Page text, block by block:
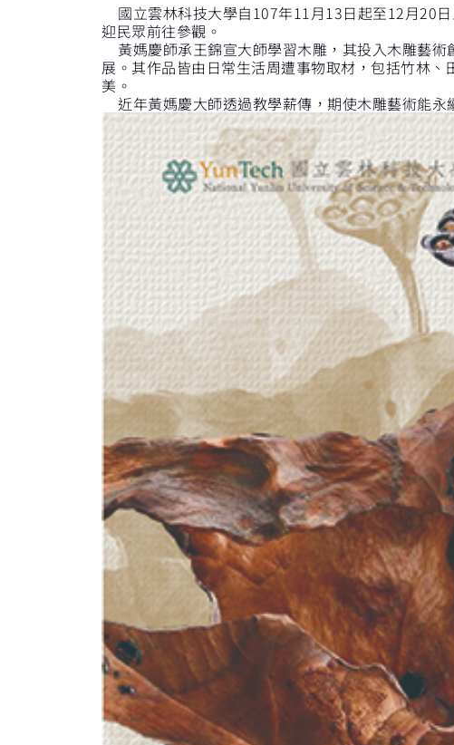
國立雲林科技大學自107年11月13日起至12月20
迎民眾前往參觀。
黃媽慶師承王錦宣大師學習木雕，其投入木雕藝
展。其作品皆由日常生活周遭事物取材，包括竹林
美。
近年黃媽慶大師透過教學薪傳，期使木雕藝術能永